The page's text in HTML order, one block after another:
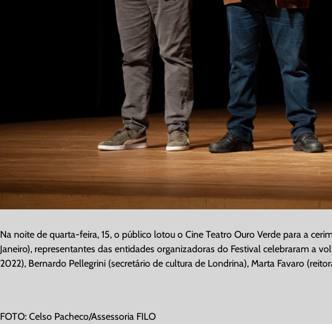
Na noite de quarta-feira, 15, o público lotou o Cine Teatro Ouro Verde para a
Janeiro), representantes das entidades organizadoras do Festival celebraram a
2022), Bernardo Pellegrini (secretário de cultura de Londrina), Marta Favaro
FOTO: Celso Pacheco/Assessoria FILO